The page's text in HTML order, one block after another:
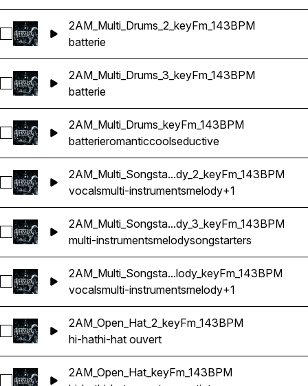
Sélectionnez 2AM_Multi_Drums_2_keyFm_143BPM
2AM_Multi_Drums_2_keyFm_143BPM
batterie
Sélectionnez 2AM_Multi_Drums_3_keyFm_143BPM
2AM_Multi_Drums_3_keyFm_143BPM
batterie
Sélectionnez 2AM_Multi_Drums_keyFm_143BPM
2AM_Multi_Drums_keyFm_143BPM
batterieromanticcoolseductive
Sélectionnez
2AM_Multi_Songsta...dy_2_keyFm_143BPM
vocalsmulti-instrumentsmelody+1
Sélectionnez
2AM_Multi_Songsta...dy_3_keyFm_143BPM
multi-instrumentsmelodysongstarters
Sélectionnez
2AM_Multi_Songsta...lody_keyFm_143BPM
vocalsmulti-instrumentsmelody+1
Sélectionnez 2AM_Open_Hat_2_keyFm_143BPM
2AM_Open_Hat_2_keyFm_143BPM
hi-hathi-hat ouvert
Sélectionnez 2AM_Open_Hat_keyFm_143BPM
2AM_Open_Hat_keyFm_143BPM